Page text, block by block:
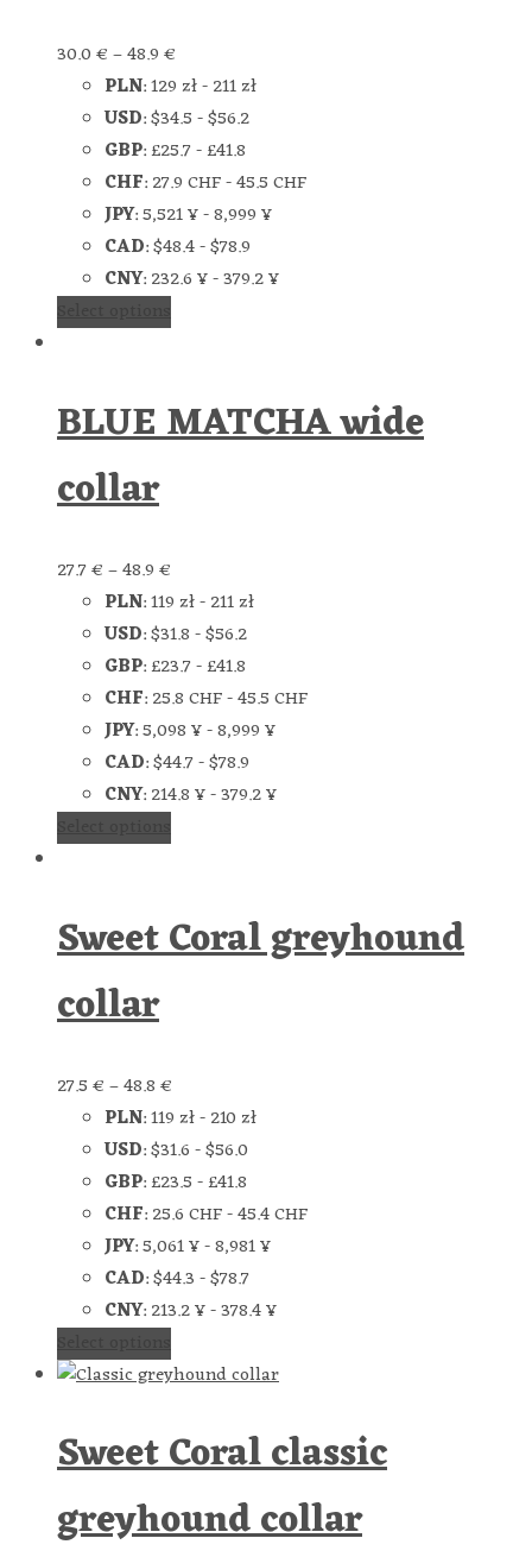
30.0€–48.9€
PLN:129 zł-211 zł
USD:$34.5-$56.2
GBP:£25.7-£41.8
CHF:27.9 CHF-45.5 CHF
JPY:5,521 ¥-8,999 ¥
CAD:$48.4-$78.9
CNY:232.6 ¥-379.2 ¥
BLUE MATCHA wide
collar
27.7€–48.9€
PLN:119 zł-211 zł
USD:$31.8-$56.2
GBP:£23.7-£41.8
CHF:25.8 CHF-45.5 CHF
JPY:5,098 ¥-8,999 ¥
CAD:$44.7-$78.9
CNY:214.8 ¥-379.2 ¥
Sweet Coral greyhound
collar
27.5€–48.8€
PLN:119 zł-210 zł
USD:$31.6-$56.0
GBP:£23.5-£41.8
CHF:25.6 CHF-45.4 CHF
JPY:5,061 ¥-8,981 ¥
CAD:$44.3-$78.7
CNY:213.2 ¥-378.4 ¥
Sweet Coral classic
greyhound collar